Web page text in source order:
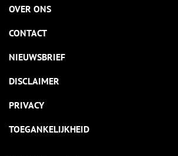
OVER ONS
CONTACT
NIEUWSBRIEF
DISCLAIMER
PRIVACY
TOEGANKELIJKHEID